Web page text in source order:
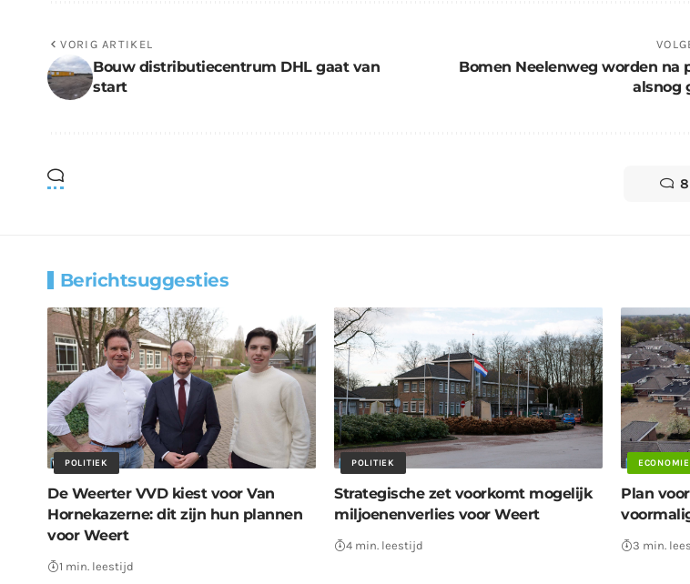
VORIG ARTIKEL
Bouw distributiecentrum DHL gaat van
start
Bomen Neelenweg worden na
alsnog
Berichtsuggesties
POLITIEK
De Weerter VVD kiest voor Van
Hornekazerne: dit zijn hun plannen
voor Weert
1 min. leestijd
POLITIEK
Strategische zet voorkomt mogelijk
miljoenenverlies voor Weert
4 min. leestijd
ECONOMIE
Plan
3 min.